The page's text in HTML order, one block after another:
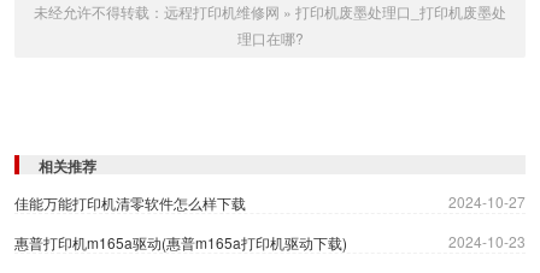
未经允许不得转载： 远程打印机维修网 » 打印机废墨处理口_打印机废墨处
理口在哪?
相关推荐
佳能万能打印机清零软件怎么样下载
2024-10-27
惠普打印机m165a驱动(惠普m165a打印机驱动下载)
2024-10-23